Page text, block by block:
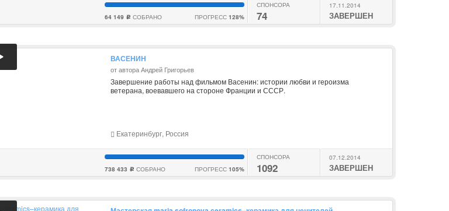
64 149 c СОБРАНО ПРОГРЕСС 128%
СПОНСОРА
74
17.11.2014
ЗАВЕРШЕН
ВАСЕНИН
от автора Андрей Григорьев
Завершение работы над фильмом Васенин: истории любви и героизма
ветерана, воевавшего на стороне Франции и СССР.
Екатеринбург, Россия
738 433 c СОБРАНО ПРОГРЕСС 105%
СПОНСОРА
1092
07.12.2014
ЗАВЕРШЕН